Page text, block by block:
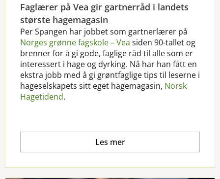
Faglærer på Vea gir gartnerråd i landets
største hagemagasin
Per Spangen har jobbet som gartnerlærer på
Norges grønne fagskole – Vea siden 90-tallet og
brenner for å gi gode, faglige råd til alle som er
interessert i hage og dyrking. Nå har han fått en
ekstra jobb med å gi grøntfaglige tips til leserne i
hageselskapets sitt eget hagemagasin, Norsk
Hagetidend.
Les mer